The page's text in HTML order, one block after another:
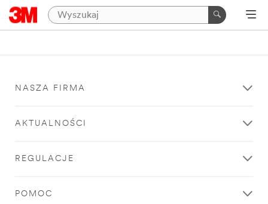
NASZA FIRMA
AKTUALNOŚCI
REGULACJE
POMOC